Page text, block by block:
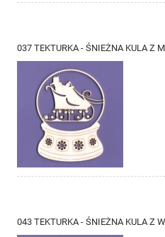
037 TEKTURKA - ŚNIEŻNA KULA Z
043 TEKTURKA - ŚNIEŻNA KULA Z